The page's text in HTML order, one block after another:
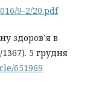
9-2/20.pdf
здоров’я в
5 грудня
651969